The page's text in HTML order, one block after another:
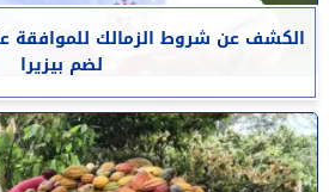
الكشف عن شروط الزمالك
لضم بيزيرا